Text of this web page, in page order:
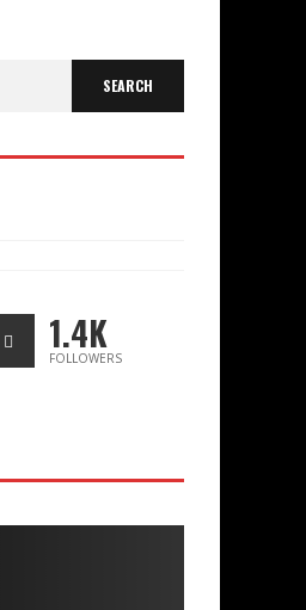
1.4K
FOLLOWERS